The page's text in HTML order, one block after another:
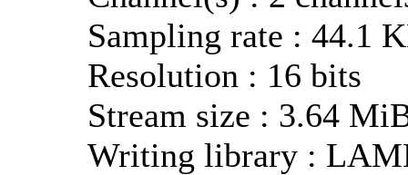
Sampling rate : 44.1
Resolution : 16 bits
Stream size : 3.64
Writing library :